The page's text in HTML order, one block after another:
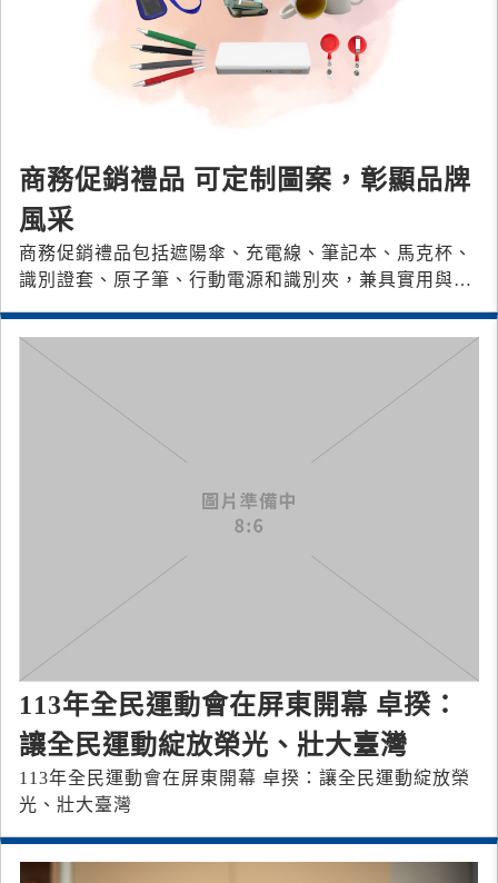
商務促銷禮品 可定制圖案，彰顯品牌
風采
商務促銷禮品包括遮陽傘、充電線、筆記本、馬克杯、
識別證套、原子筆、行動電源和識別夾，兼具實用與品
113年全民運動會在屏東開幕 卓揆：
讓全民運動綻放榮光、壯大臺灣
113年全民運動會在屏東開幕 卓揆：讓全民運動綻放榮
光、壯大臺灣